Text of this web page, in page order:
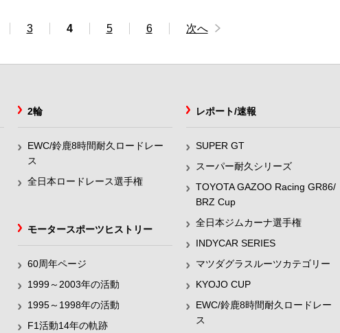
3 4 5 6 次へ
2輪
EWC/鈴鹿8時間耐久ロードレー
ス
全日本ロードレース選手権
レポート/速報
SUPER GT
スーパー耐久シリーズ
TOYOTA GAZOO Racing GR86/
BRZ Cup
全日本ジムカーナ選手権
INDYCAR SERIES
マツダグラスルーツカテゴリー
KYOJO CUP
EWC/鈴鹿8時間耐久ロードレー
ス
モータースポーツヒストリー
60周年ページ
1999～2003年の活動
1995～1998年の活動
F1活動14年の軌跡